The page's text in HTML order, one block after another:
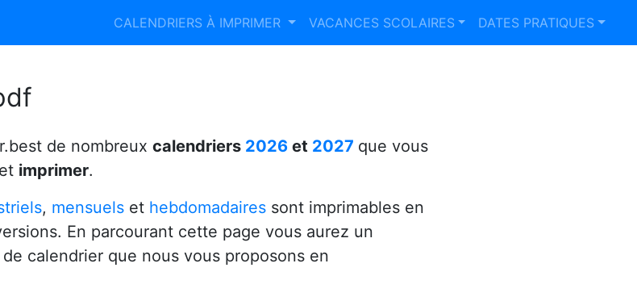
CALENDRIERS À IMPRIMER VACANCES SCOLAIRES DATES PRATIQUES
Calendrier 2027
de nombreux calendriers 2026et 2027 que vous
imprimer.
, mensuelset hebdomadairessont imprimables en
En parcourant cette page vous aurez un
calendrier que nous vous proposons en